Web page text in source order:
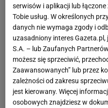
serwisów i aplikacji lub
Tobie usług. W określonych
danych nie wymaga zgody i
uzasadniony interes Gazeta.pl,
S.A. – lub Zaufanych
możesz się sprzeciwić,
Zaawansowanych” lub przez
zależności od zakresu
jest kierowany. Więcej
osobowych znajdziesz w